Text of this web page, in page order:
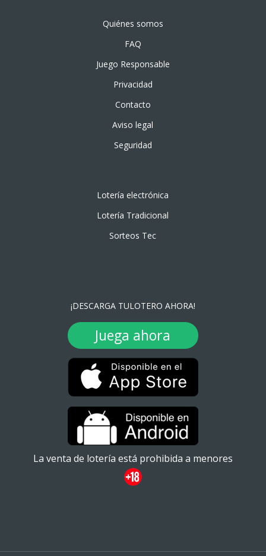
Quiénes somos
FAQ
Juego Responsable
Privacidad
Contacto
Aviso legal
Seguridad
Lotería electrónica
Lotería Tradicional
Sorteos Tec
¡DESCARGA TULOTERO AHORA!
Juega ahora
La venta de lotería está prohibida a menores